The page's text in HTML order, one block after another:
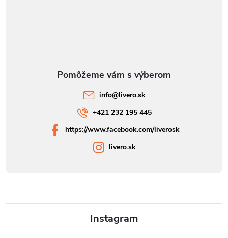
Instagram
info@livero.sk
+421 232 195 445
https://www.facebook.com/liverosk
livero.sk